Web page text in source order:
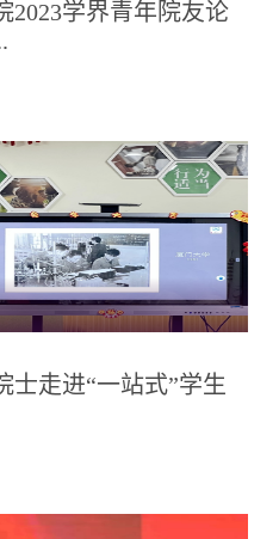
2023学界青年院友论
士走进“一站式”学生